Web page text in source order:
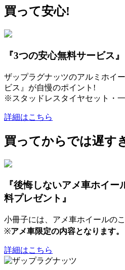
買って安心!
『3つの安心無料サービス』
ザップラグナッツのアルミホイ
ビス』が自慢のポイント!
※スタッドレスタイヤセット・一
詳細はこちら
買ってからでは遅す
『後悔しないアメ車ホイ
料プレゼント』
小冊子には、アメ車ホイールの
※アメ車限定の内容となります。
詳細はこちら